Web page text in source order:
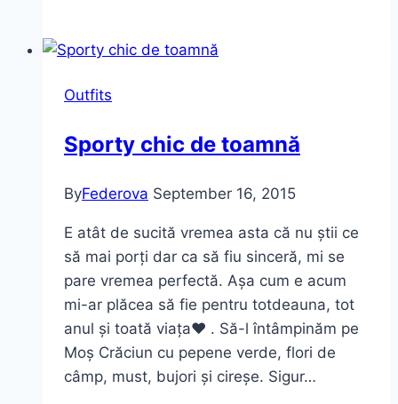
stilul
Outfits
Sporty chic de toamnă
ByFederova September 16, 2015
E atât de sucită vremea asta că nu știi ce
să mai porți dar ca să fiu sinceră, mi se
pare vremea perfectă. Așa cum e acum
mi-ar plăcea să fie pentru totdeauna, tot
anul și toată viața♥ . Să-l întâmpinăm pe
Moș Crăciun cu pepene verde, flori de
câmp, must, bujori și cireșe. Sigur…